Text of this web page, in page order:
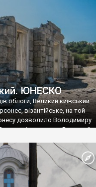
з фондів об’єкту
Таврійського».
Візантії», але експерти та
лише […]
ЮНЕСКО
облоги, Великий київський
візантійське, на той
дозволило Володимиру
імператору Василю ІІ,
став Василем-
Русі. На честь
місто […]